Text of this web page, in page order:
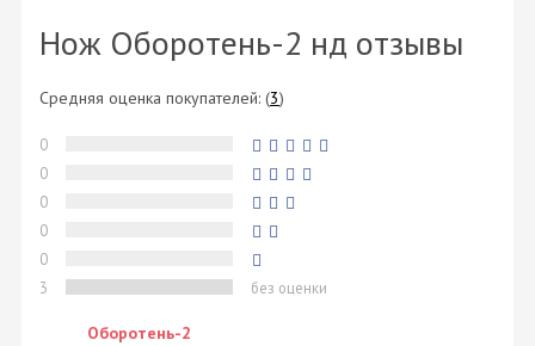
Нож Оборотень-2 нд отзывы
Средняя оценка покупателей: (3)
0
0
0
0
0
3
без оценки
Оборотень-2